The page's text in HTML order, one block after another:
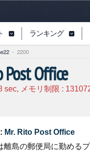
ランキング
- 2200
Post Office
sec, メモリ制限 :
Mr. Rito Post Office
離島の郵便局に勤める